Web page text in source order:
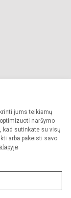
jums teikiamų
naršymo
kad sutinkate su visų
arba pakeisti savo
.
teisės saugomos.
griežtai draudžiama.